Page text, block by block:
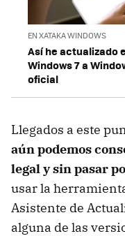
EN XATAKA WINDOWS
Así he actualizado
Windows 7 a
oficial
Llegados a este
aún podemos
legal y sin pasar
usar la
Asistente de
alguna de las